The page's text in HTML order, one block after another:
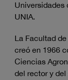
Universidades
UNIA.
La Facultad
creó en 1966
Ciencias
del rector y